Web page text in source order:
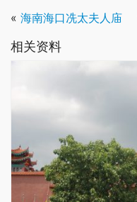
« 海南海口冼太夫人庙
相关资料